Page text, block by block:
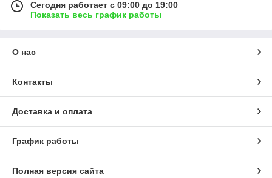
Сегодня работает с 09:00 до 19:00
Показать весь график работы
О нас
Контакты
Доставка и оплата
График работы
Полная версия сайта